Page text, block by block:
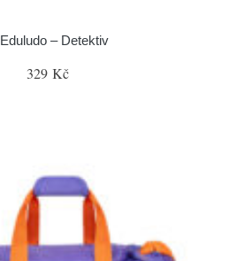
Eduludo – Detektiv
329 Kč